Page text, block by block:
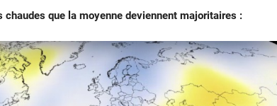
que la moyenne deviennent majoritaires :